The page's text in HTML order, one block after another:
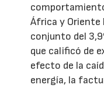
África y Oriente
conjunto del
que calificó de
efecto de la
energía, la